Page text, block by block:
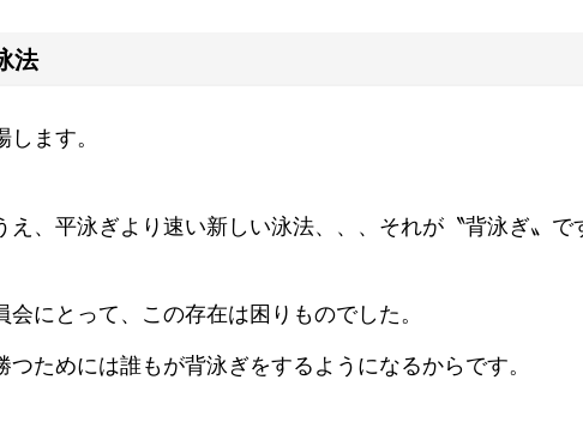
法
ます。
え、平泳ぎより速い新しい泳法、、、それが〝背泳ぎ〟で
にとって、この存在は困りものでした。
ためには誰もが背泳ぎをするようになるからです。